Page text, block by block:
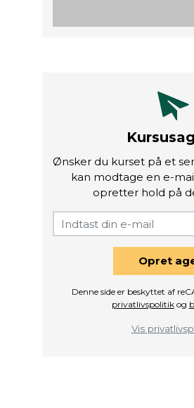
Ønsker du kurset på et
kan modtage en e-
opretter hold på
Opret
Denne side er beskyttet af
privatlivspolitikog
Vis